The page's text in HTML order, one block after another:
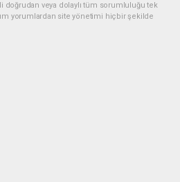
doğrudan veya dolaylı tüm sorumluluğu tek
yorumlardan site yönetimi hiçbir şekilde